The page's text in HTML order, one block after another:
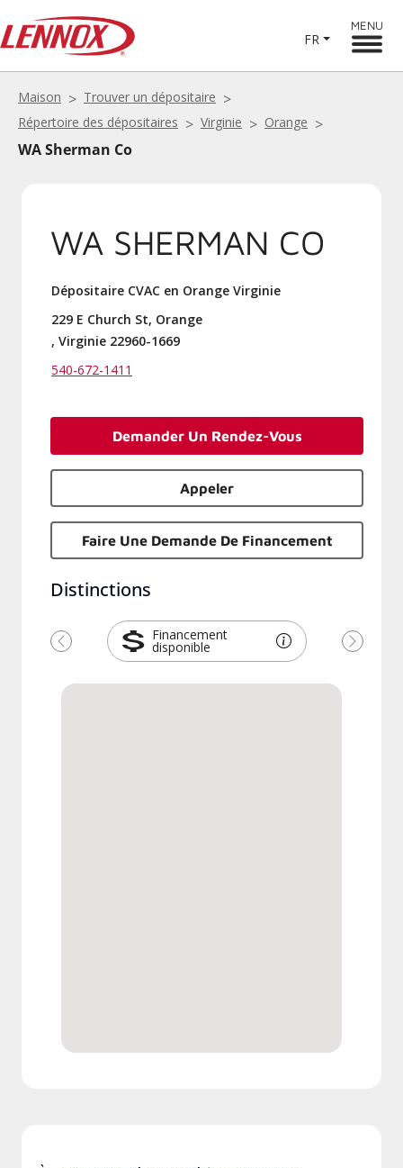
FR
MENU
Maison
Trouver un dépositaire
Répertoire des dépositaires
Virginie Orange
WA Sherman Co
WA SHERMAN CO
Dépositaire CVAC en Orange Virginie
229 E Church St, Orange
, Virginie 22960-1669
540-672-1411
Demander Un Rendez-Vous
Appeler
Faire Une Demande De Financement
Distinctions
Financement
disponible
Précédent Suivant